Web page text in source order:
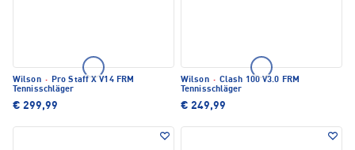
Wilson · Pro Staff X V14 FRM
Tennisschläger
€ 299,99
Wilson · Clash 100 V3.0 FRM
Tennisschläger
€ 249,99